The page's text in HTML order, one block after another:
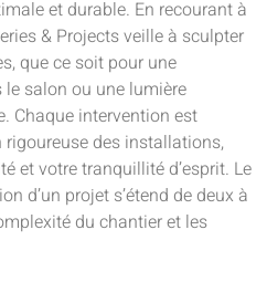
et durable. En recourant à
& Projects veille à sculpter
que ce soit pour une
salon ou une lumière
Chaque intervention est
des installations,
et votre tranquillité d’esprit. Le
d’un projet s’étend de deux à
du chantier et les